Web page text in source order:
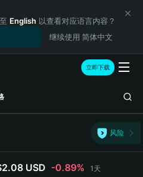
English 以查看对应语言内容？
继续使用 简体中文
立即下载
风险
USD -0.89% 1天